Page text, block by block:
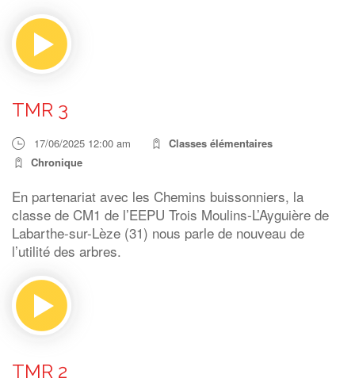
TMR 3
17/06/2025 12:00 am
Classes élémentaires
Chronique
En partenariat avec les Chemins buissonniers, la
classe de CM1 de l’EEPU Trois Moulins-L’Ayguière de
Labarthe-sur-Lèze (31) nous parle de nouveau de
l’utilité des arbres.
TMR 2